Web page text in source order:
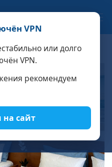
VPN
или долго
VPN.
рекомендуем
на сайт